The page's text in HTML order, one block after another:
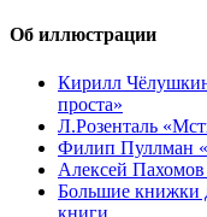
Об иллюстрации
Кирилл
проста»
Л.Розенталь
Филип Пуллман
Алексей
Большие книжки
книги